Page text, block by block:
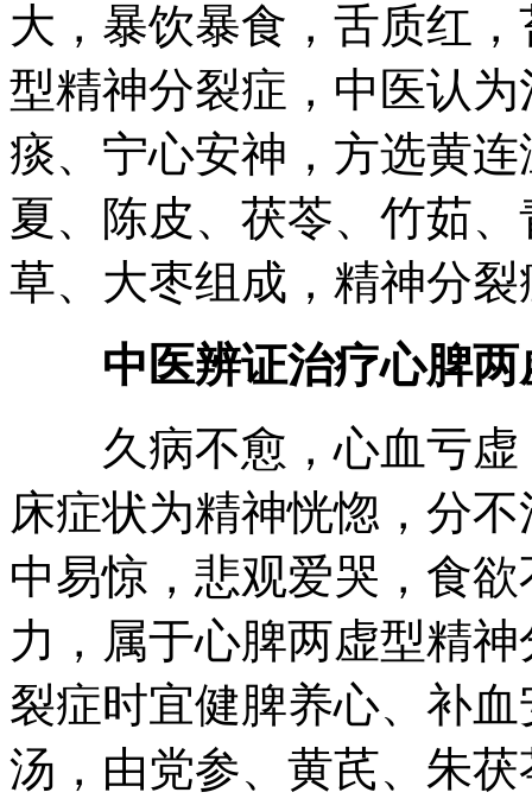
大，暴饮暴食，舌质红
型精神分裂症，中医认
痰、宁心安神，方选黄
夏、陈皮、茯苓、竹茹
草、大枣组成，精神分
中医辨证治疗心脾
久病不愈，心血亏虚
床症状为精神恍惚，分
中易惊，悲观爱哭，食
力，属于心脾两虚型精
裂症时宜健脾养心、补
汤，由党参、黄芪、朱